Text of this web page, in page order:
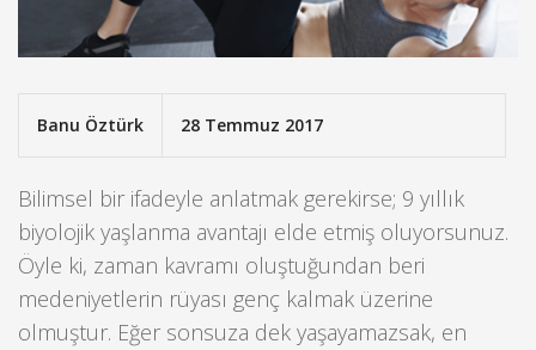
Banu Öztürk 28 Temmuz 2017
Bilimsel bir ifadeyle anlatmak gerekirse; 9 yıllık
biyolojik yaşlanma avantajı elde etmiş oluyorsunuz.
Öyle ki, zaman kavramı oluştuğundan beri
medeniyetlerin rüyası genç kalmak üzerine
olmuştur. Eğer sonsuza dek yaşayamazsak, en